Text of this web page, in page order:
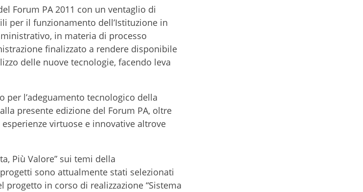
Forum PA 2011 con un ventaglio di
per il funzionamento dell’Istituzione in
in materia di processo
finalizzato a rendere disponibile
delle nuove tecnologie, facendo leva
l’adeguamento tecnologico della
presente edizione del Forum PA, oltre
virtuose e innovative altrove
Più Valore” sui temi della
sono attualmente stati selezionati
in corso di realizzazione “Sistema